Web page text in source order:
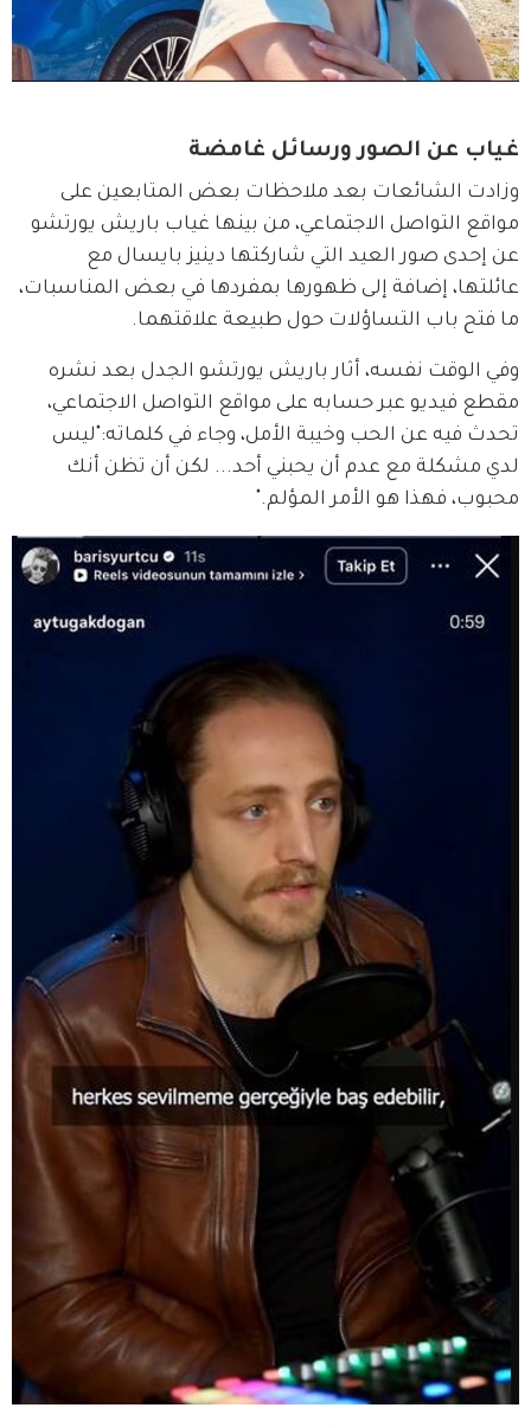
غياب عن الصور ورسائل غامضة
وزادت الشائعات بعد ملاحظات بعض المتابعين على
مواقع التواصل الاجتماعي، من بينها غياب باريش يورتشو
عن إحدى صور العيد التي شاركتها دينيز بايسال مع
عائلتها، إضافة إلى ظهورها بمفردها في بعض المناسبات،
ما فتح باب التساؤلات حول طبيعة علاقتهما.
وفي الوقت نفسه، أثار باريش يورتشو الجدل بعد نشره
مقطع فيديو عبر حسابه على مواقع التواصل الاجتماعي،
تحدث فيه عن الحب وخيبة الأمل، وجاء في كلماته:"ليس
لدي مشكلة مع عدم أن يحبني أحد... لكن أن تظن أنك
محبوب، فهذا هو الأمر المؤلم."